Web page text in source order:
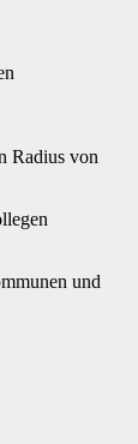
Radius von
und